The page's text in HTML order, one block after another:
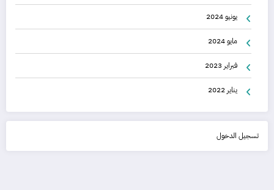
يونيو 2024
مايو 2024
فبراير 2023
يناير 2022
تسجيل الدخول